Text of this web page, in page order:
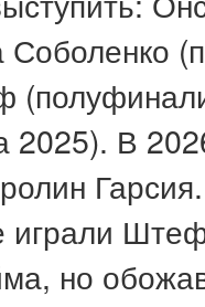
Соболенко
В
играли
но